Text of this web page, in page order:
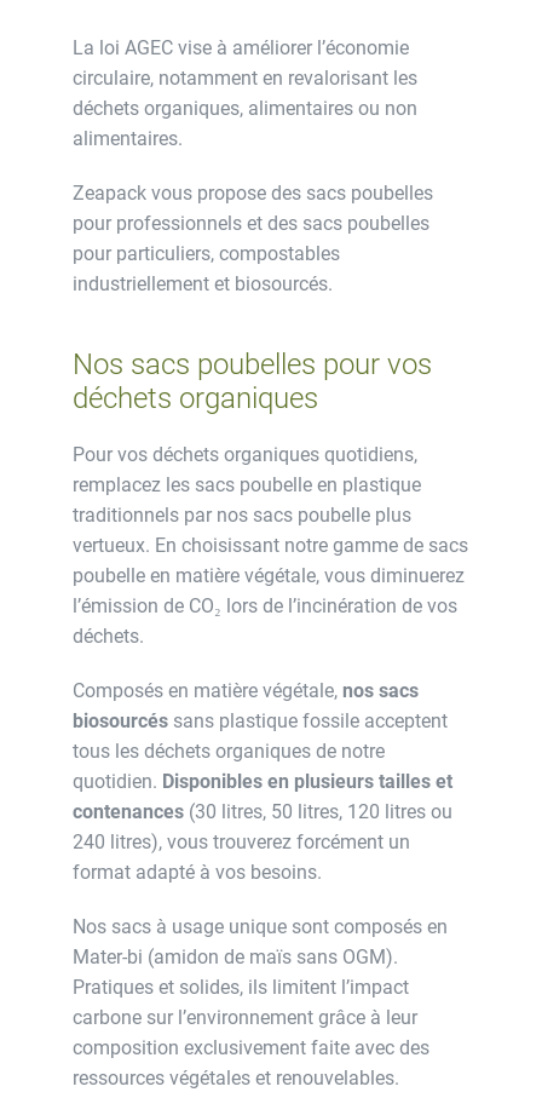
La loi AGEC vise à améliorer l’économie
circulaire, notamment en revalorisant les
déchets organiques, alimentaires ou non
alimentaires.
Zeapack vous propose des sacs poubelles
pour professionnels et des sacs poubelles
pour particuliers, compostables
industriellement et biosourcés.
Nos sacs poubelles pour vos
déchets organiques
Pour vos déchets organiques quotidiens,
remplacez les sacs poubelle en plastique
traditionnels par nos sacs poubelle plus
vertueux. En choisissant notre gamme de sacs
poubelle en matière végétale, vous diminuerez
l’émission de CO₂ lors de l’incinération de vos
déchets.
Composés en matière végétale, nos sacs
biosourcés sans plastique fossile acceptent
tous les déchets organiques de notre
quotidien. Disponibles en plusieurs tailles et
contenances (30 litres, 50 litres, 120 litres ou
240 litres), vous trouverez forcément un
format adapté à vos besoins.
Nos sacs à usage unique sont composés en
Mater-bi (amidon de maïs sans OGM).
Pratiques et solides, ils limitent l’impact
carbone sur l’environnement grâce à leur
composition exclusivement faite avec des
ressources végétales et renouvelables.